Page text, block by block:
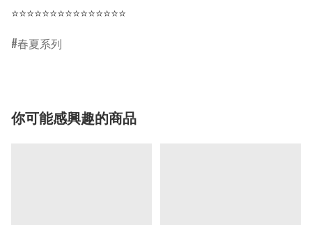
⭐⭐⭐⭐⭐⭐⭐⭐⭐⭐⭐⭐⭐⭐⭐
春夏系列
你可能感興趣的商品